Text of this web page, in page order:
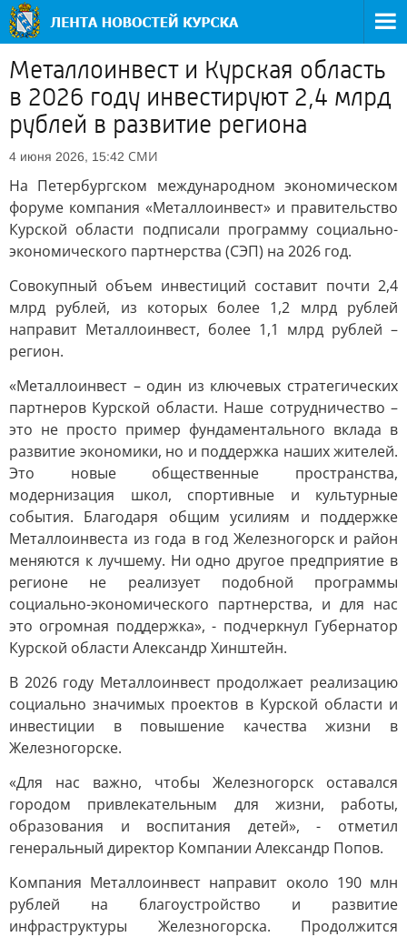
Металлоинвест и Курская область
в 2026 году инвестируют 2,4 млрд
рублей в развитие региона
4 июня 2026, 15:42 СМИ
На Петербургском международном экономическом
форуме компания «Металлоинвест» и правительство
Курской области подписали программу социально-
экономического партнерства (СЭП) на 2026 год.
Совокупный объем инвестиций составит почти 2,4
млрд рублей, из которых более 1,2 млрд рублей
направит Металлоинвест, более 1,1 млрд рублей –
регион.
«Металлоинвест – один из ключевых стратегических
партнеров Курской области. Наше сотрудничество –
это не просто пример фундаментального вклада в
развитие экономики, но и поддержка наших жителей.
Это новые общественные пространства,
модернизация школ, спортивные и культурные
события. Благодаря общим усилиям и поддержке
Металлоинвеста из года в год Железногорск и район
меняются к лучшему. Ни одно другое предприятие в
регионе не реализует подобной программы
социально-экономического партнерства, и для нас
это огромная поддержка», - подчеркнул Губернатор
Курской области Александр Хинштейн.
В 2026 году Металлоинвест продолжает реализацию
социально значимых проектов в Курской области и
инвестиции в повышение качества жизни в
Железногорске.
«Для нас важно, чтобы Железногорск оставался
городом привлекательным для жизни, работы,
образования и воспитания детей», - отметил
генеральный директор Компании Александр Попов.
Компания Металлоинвест направит около 190 млн
рублей на благоустройство и развитие
инфраструктуры Железногорска. Продолжится